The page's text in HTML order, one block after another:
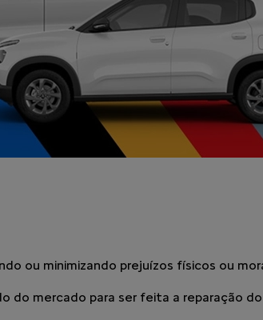
ou minimizando prejuízos físicos ou
do mercado para ser feita a reparação